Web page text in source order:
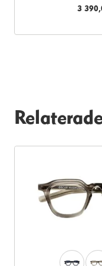
3
anpassat innehåll